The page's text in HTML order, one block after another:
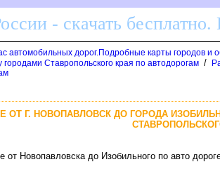
- скачать
автомобильных дорог.Подробные карты городов и
Ставропольского края по автодорогам /
ОТ Г. НОВОПАВЛОВСК ДО ГОРОДА
от Новопавловска до Изобильного по авто